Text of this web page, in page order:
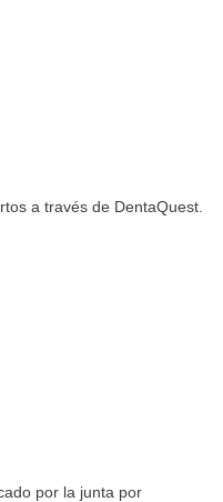
a través de DentaQuest.
por la junta por